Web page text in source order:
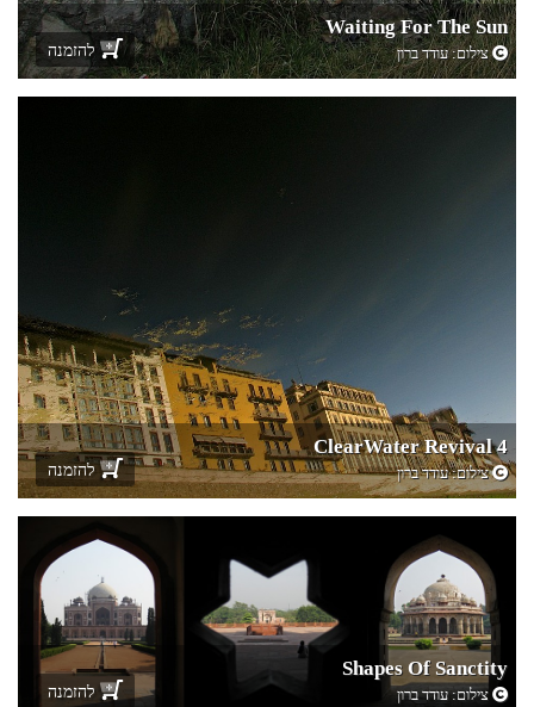
Waiting For The Sun
צילום:עודד ברון להזמנה
ClearWater Revival 4
צילום:עודד ברון להזמנה
Shapes Of Sanctity
צילום:עודד ברון להזמנה